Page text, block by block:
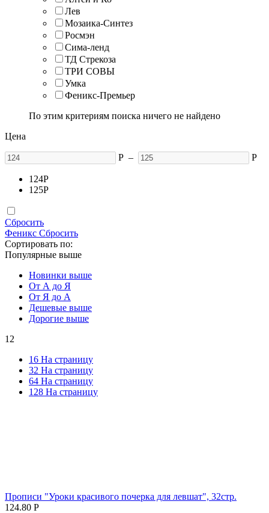
Лев
Мозаика-Синтез
Росмэн
Сима-ленд
ТД Стрекоза
ТРИ СОВЫ
Умка
Феникс-Премьер
По этим критериям поиска ничего не найдено
Цена
Р – Р
124Р
125Р
Сбросить
Феникс Сбросить
Сортировать по:
Популярные выше
Новинки выше
От А до Я
От Я до А
Дешевые выше
Дорогие выше
12
16 На страницу
32 На страницу
64 На страницу
128 На страницу
Прописи "Уроки красивого почерка для левшат", 32стр.
124.80 Р